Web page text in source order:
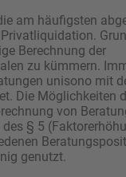
am häufigsten
Berechnung der
zu kümmern.
unisono mit
Die Möglichkeiten
von
§ 5
genutzt.